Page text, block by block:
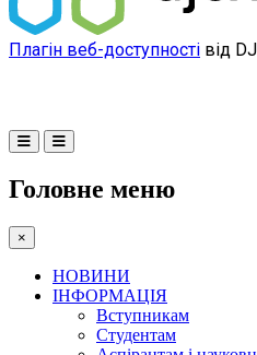
Плагін веб-доступності від
Головне меню
×
НОВИНИ
ІНФОРМАЦІЯ
Вступникам
Студентам